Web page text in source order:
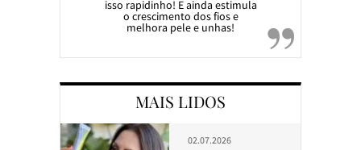
isso rapidinho! E ainda estimula
o crescimento dos fios e
melhora pele e unhas!
MAIS LIDOS
02.07.2026